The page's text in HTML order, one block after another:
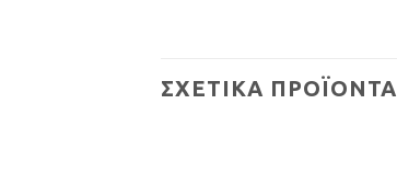
ΣΧΕΤΙΚΆ ΠΡΟΪΌΝΤΑ